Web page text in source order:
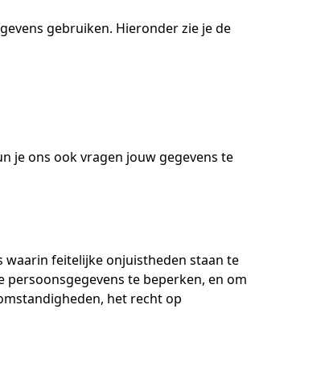
gebruiken. Hieronder zie je de
je ons ook vragen jouw gegevens te
waarin feitelijke onjuistheden staan te
te beperken, en om
het recht op